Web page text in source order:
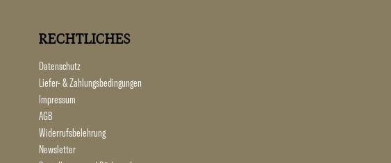
RECHTLICHES
Datenschutz
Liefer- & Zahlungsbedingungen
Impressum
AGB
Widerrufsbelehrung
Newsletter